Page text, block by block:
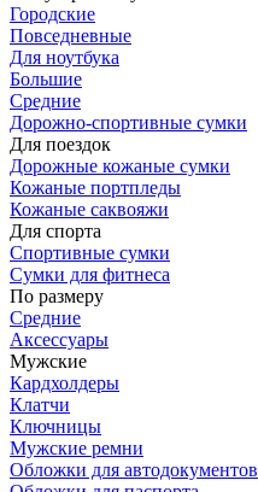
Городские
Повседневные
Для ноутбука
Большие
Средние
Дорожно-спортивные сумки
Для поездок
Дорожные кожаные сумки
Кожаные портпледы
Кожаные саквояжи
Для спорта
Спортивные сумки
Сумки для фитнеса
По размеру
Средние
Аксессуары
Мужские
Кардхолдеры
Клатчи
Ключницы
Мужские ремни
Обложки для автодокументов